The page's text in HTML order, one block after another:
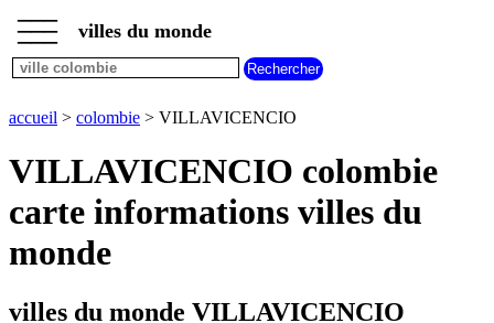
accueil
villes
colombie
VILLAVICENCIO
VILLAVICENCIO
___
___ villes du monde
accueil > colombie > VILLAVICENCIO
VILLAVICENCIO colombie
carte informations villes du
monde
villes du monde VILLAVICENCIO